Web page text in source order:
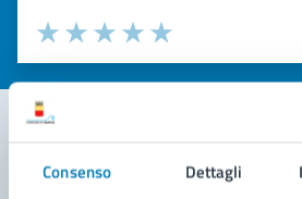
Consenso Dettagli
Valuta la chiarezza delle informazioni (da 1
Seleziona il numero di stelle per
Valuta 5 stelle su 5
Valuta 4 stelle su 5
Valuta 3 stelle su 5
Valuta 2 stelle su 5
Valuta 1 stelle su 5
Contatta il comune